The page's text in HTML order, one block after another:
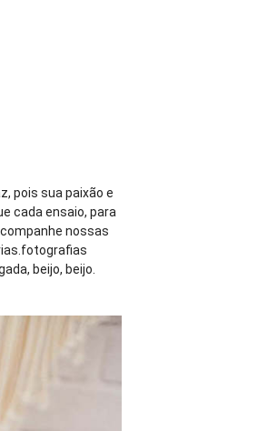
pois sua paixão e
cada ensaio, para
nossas
beijo, beijo.